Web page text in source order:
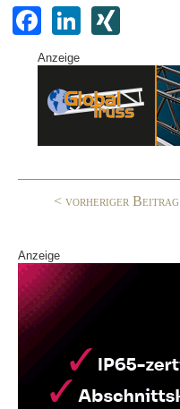
F
a
c
e
o
Li
k
e
G
Anzeige
< vorheriger Beitrag
Anzeige